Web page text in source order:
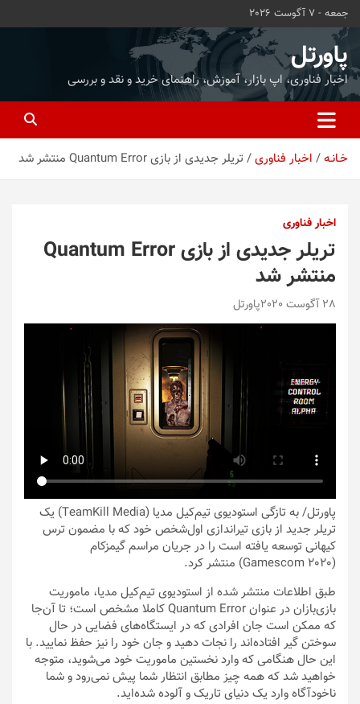
محتوا
بروید
جمعه - 7 آگوست 2026
پاورتل
اخبار فناوری، اپ بازار، آموزش، راهنمای خرید و نقد و بررسی
خـانـه اخبار فناوری تریلر جدیدی از بازی Quantum Error منتشر شد
اخبار فناوری
تریلر جدیدی از بازی Quantum Error
منتشر شد
28 آگوست 2020 پاورتل
پاورتل
/ به تازگی استودیوی تیم‌کیل مدیا (TeamKill Media) یک
تریلر جدید از بازی تیراندازی اول‌شخص خود که با مضمون ترس
کیهانی توسعه یافته است را در جریان مراسم گیمزکام
(Gamescom 2020) منتشر کرد.
طبق اطلاعات منتشر شده از استودیوی تیم‌کیل مدیا، ماموریت
بازی‌بازان در عنوان Quantum Error کاملا مشخص است؛ تا آن‌جا
که ممکن است جان افرادی که در ایستگاه‌های فضایی در حال
سوختن گیر افتاده‌اند را نجات دهید و جان خود را نیز حفظ نمایید. با
این حال هنگامی که وارد نخستین ماموریت خود می‌شوید، متوجه
خواهید شد که همه چیز مطابق انتظار شما پیش نمی‌رود و شما
ناخودآگاه وارد یک دنیای تاریک و آلوده شده‌اید.